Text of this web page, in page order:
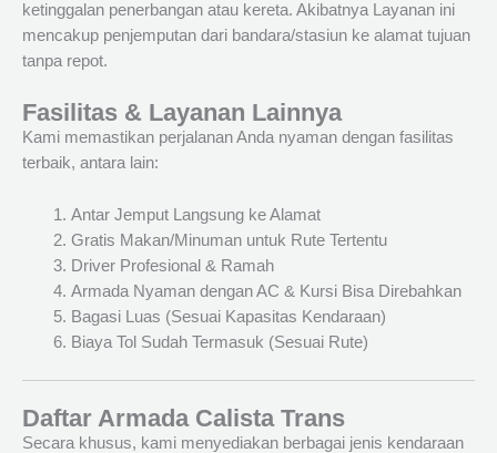
ketinggalan penerbangan atau kereta. Akibatnya Layanan ini
mencakup penjemputan dari bandara/stasiun ke alamat tujuan
tanpa repot.
Fasilitas & Layanan Lainnya
Kami memastikan perjalanan Anda nyaman dengan fasilitas
terbaik, antara lain:
Antar Jemput Langsung ke Alamat
Gratis Makan/Minuman untuk Rute Tertentu
Driver Profesional & Ramah
Armada Nyaman dengan AC & Kursi Bisa Direbahkan
Bagasi Luas (Sesuai Kapasitas Kendaraan)
Biaya Tol Sudah Termasuk (Sesuai Rute)
Daftar Armada Calista Trans
Secara khusus, kami menyediakan berbagai jenis kendaraan